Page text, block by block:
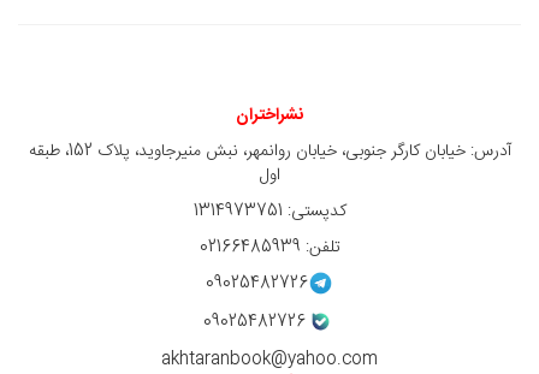
نشراختران
آدرس: خیابان کارگر جنوبی، خیابان روانمهر، نبش منیرجاوید، پلاک 152، طبقه
اول
کدپستی: 1314973751
تلفن: 02166485939
09025482726
09025482726
akhtaranbook@yahoo.com